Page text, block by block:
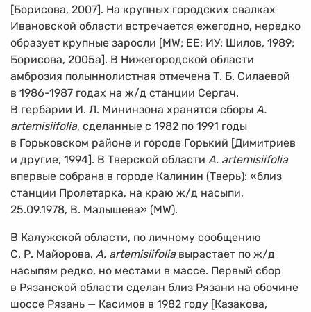
[Борисова, 2007]. На крупных городских свалках
Ивановской области встречается ежегодно, нередко
образует крупные заросли [MW; ЕЕ; ИУ; Шилов, 1989;
Борисова, 2005а]. В Нижегородской области
амброзия полыннолистная отмечена Т. Б. Силаевой
в 1986-1987 годах на ж/д станции Сергач.
В гербарии И. Л. Мининзона хранятся сборы A.
artemisiifolia, сделанные с 1982 по 1991 годы
в Горьковском районе и городе Горький [Димитриев
и другие, 1994]. В Тверской области А. artemisiifolia
впервые собрана в городе Калинин (Тверь): «близ
станции Пролетарка, на краю ж/д насыпи,
25.09.1978, В. Малышева» (MW).
В Калужской области, по личному сообщению
С. Р. Майорова, A. artemisiifoliaвырастает по ж/д
насыпям редко, но местами в массе. Первый сбор
в Рязанской области сделан близ Рязани на обочине
шоссе Рязань — Касимов в 1982 году [Казакова,